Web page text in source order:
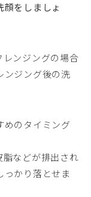
をしましょ
レンジングの場合
ンジング後の洗
めのタイミング
などが排出され
かり落とせま